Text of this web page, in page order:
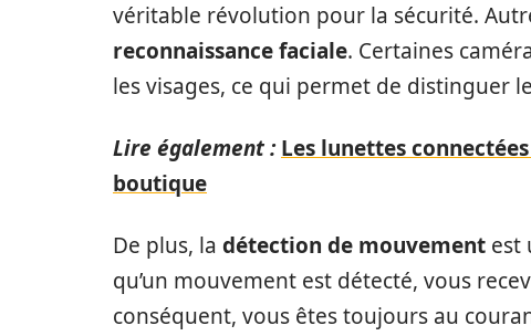
véritable révolution pour la sécurité.
reconnaissance faciale. Certaines
les visages, ce qui permet de distinguer
Lire également : Les lunettes
boutique
De plus, la détection de mouvement est
qu’un mouvement est détecté, vous
conséquent, vous êtes toujours au